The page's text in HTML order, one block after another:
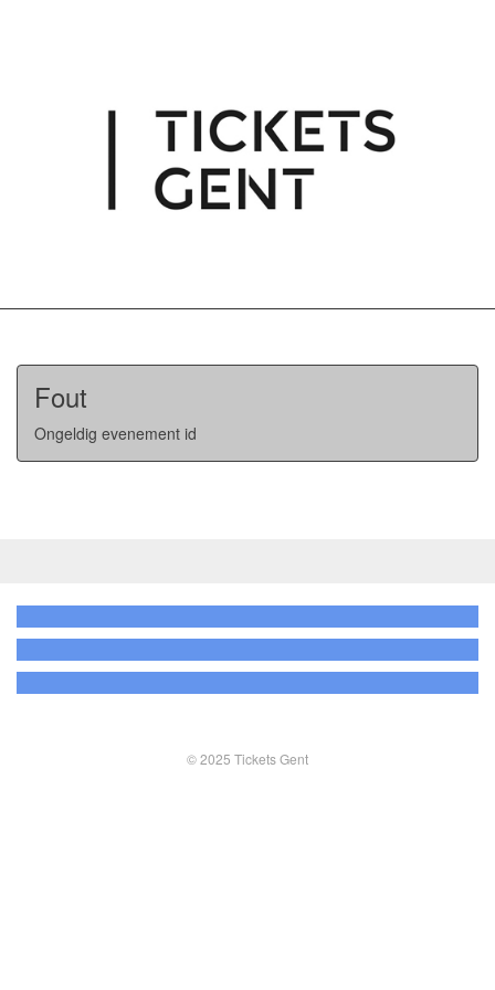
Fout
Ongeldig evenement id
© 2025 Tickets Gent